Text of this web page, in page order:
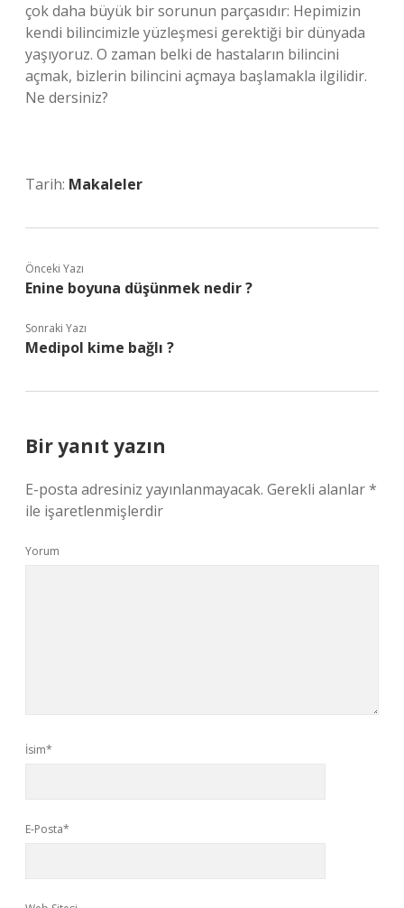
çok daha büyük bir sorunun parçasıdır: Hepimizin
kendi bilincimizle yüzleşmesi gerektiği bir dünyada
yaşıyoruz. O zaman belki de hastaların bilincini
açmak, bizlerin bilincini açmaya başlamakla ilgilidir.
Ne dersiniz?
Tarih: Makaleler
Önceki Yazı
Enine boyuna düşünmek nedir ?
Sonraki Yazı
Medipol kime bağlı ?
Bir yanıt yazın
E-posta adresiniz yayınlanmayacak. Gerekli alanlar*
ile işaretlenmişlerdir
Yorum
İsim*
E-Posta*